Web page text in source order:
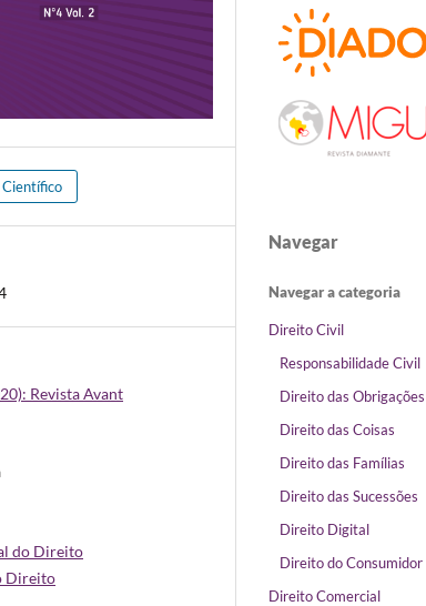
Revista Avant
do Direito
Direito
Navegar
Navegar a categoria
Direito Civil
Responsabilidade Civil
Direito das Obrigações
Direito das Coisas
Direito das Famílias
Direito das Sucessões
Direito Digital
Direito do Consumidor
Direito Comercial